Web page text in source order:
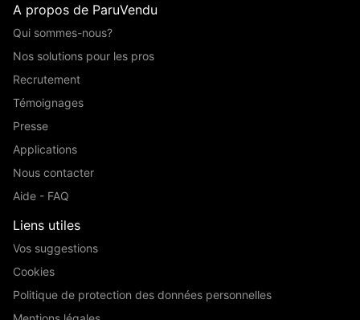
A propos de ParuVendu
Qui sommes-nous?
Nos solutions pour les pros
Recrutement
Témoignages
Presse
Applications
Nous contacter
Aide - FAQ
Liens utiles
Vos suggestions
Cookies
Politique de protection des données personnelles